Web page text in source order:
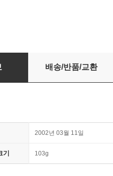
- Spartacus, Gayaneh -
배송/반품/교환
2002년 03월 11일
103g